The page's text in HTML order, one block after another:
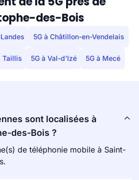
des-Bois
5G à Châtillon-en-Vendelais
Taillis 5G à Val-d'Izé 5G à Mecé
sont localisées à
des-Bois ?
de téléphonie mobile à Saint-